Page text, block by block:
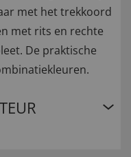
met het trekkoord
met rits en rechte
De praktische